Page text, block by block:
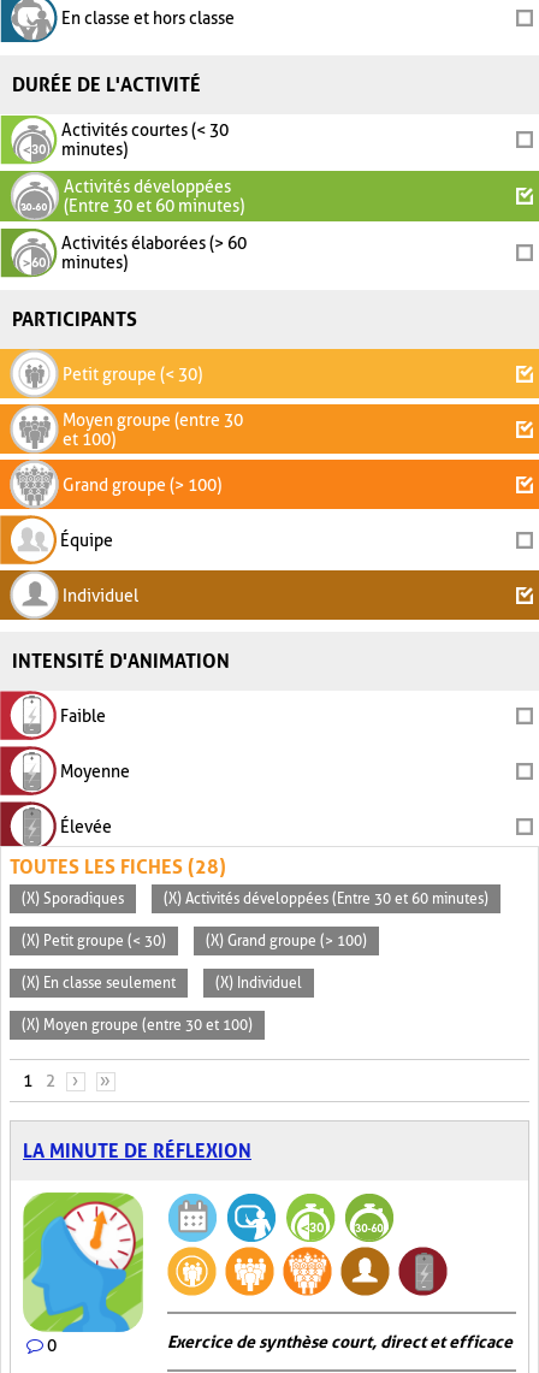
En classe et hors classe
DURÉE DE L'ACTIVITÉ
Activités courtes (< 30
minutes)
Activités développées
(Entre 30 et 60 minutes)
Activités élaborées (> 60
minutes)
PARTICIPANTS
Petit groupe (< 30)
Moyen groupe (entre 30
et 100)
Grand groupe (> 100)
Équipe
Individuel
INTENSITÉ D'ANIMATION
Faible
Moyenne
Élevée
TOUTES LES FICHES (28)
(X) Sporadiques (X) Activités développées (Entre 30 et 60 minutes)
(X) Petit groupe (< 30) (X) Grand groupe (> 100)
(X) En classe seulement (X) Individuel
(X) Moyen groupe (entre 30 et 100)
PAGES
1 2 › »
LA MINUTE DE RÉFLEXION
0 Exercice de synthèse court, direct et efficace